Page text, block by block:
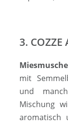
3. COZZE
mit
und
Mischung
aromatisch